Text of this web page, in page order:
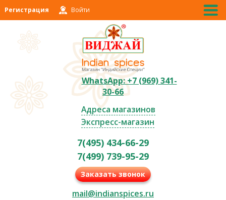
Регистрация Войти
WhatsApp: +7 (969) 341-
30-66
Адреса магазинов
Экспресс-магазин
7(495) 434-66-29
7(499) 739-95-29
Заказать звонок
mail@indianspices.ru